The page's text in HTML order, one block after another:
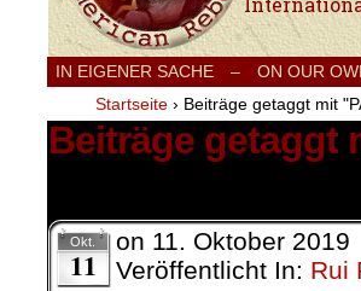
Internationale
IN EIGENER SACHE – ON OUR
Startseite › Beiträge getaggt mit
Beiträge getaggt
Okt.
11
on 11. Oktober 2019
Veröffentlicht In: Rui